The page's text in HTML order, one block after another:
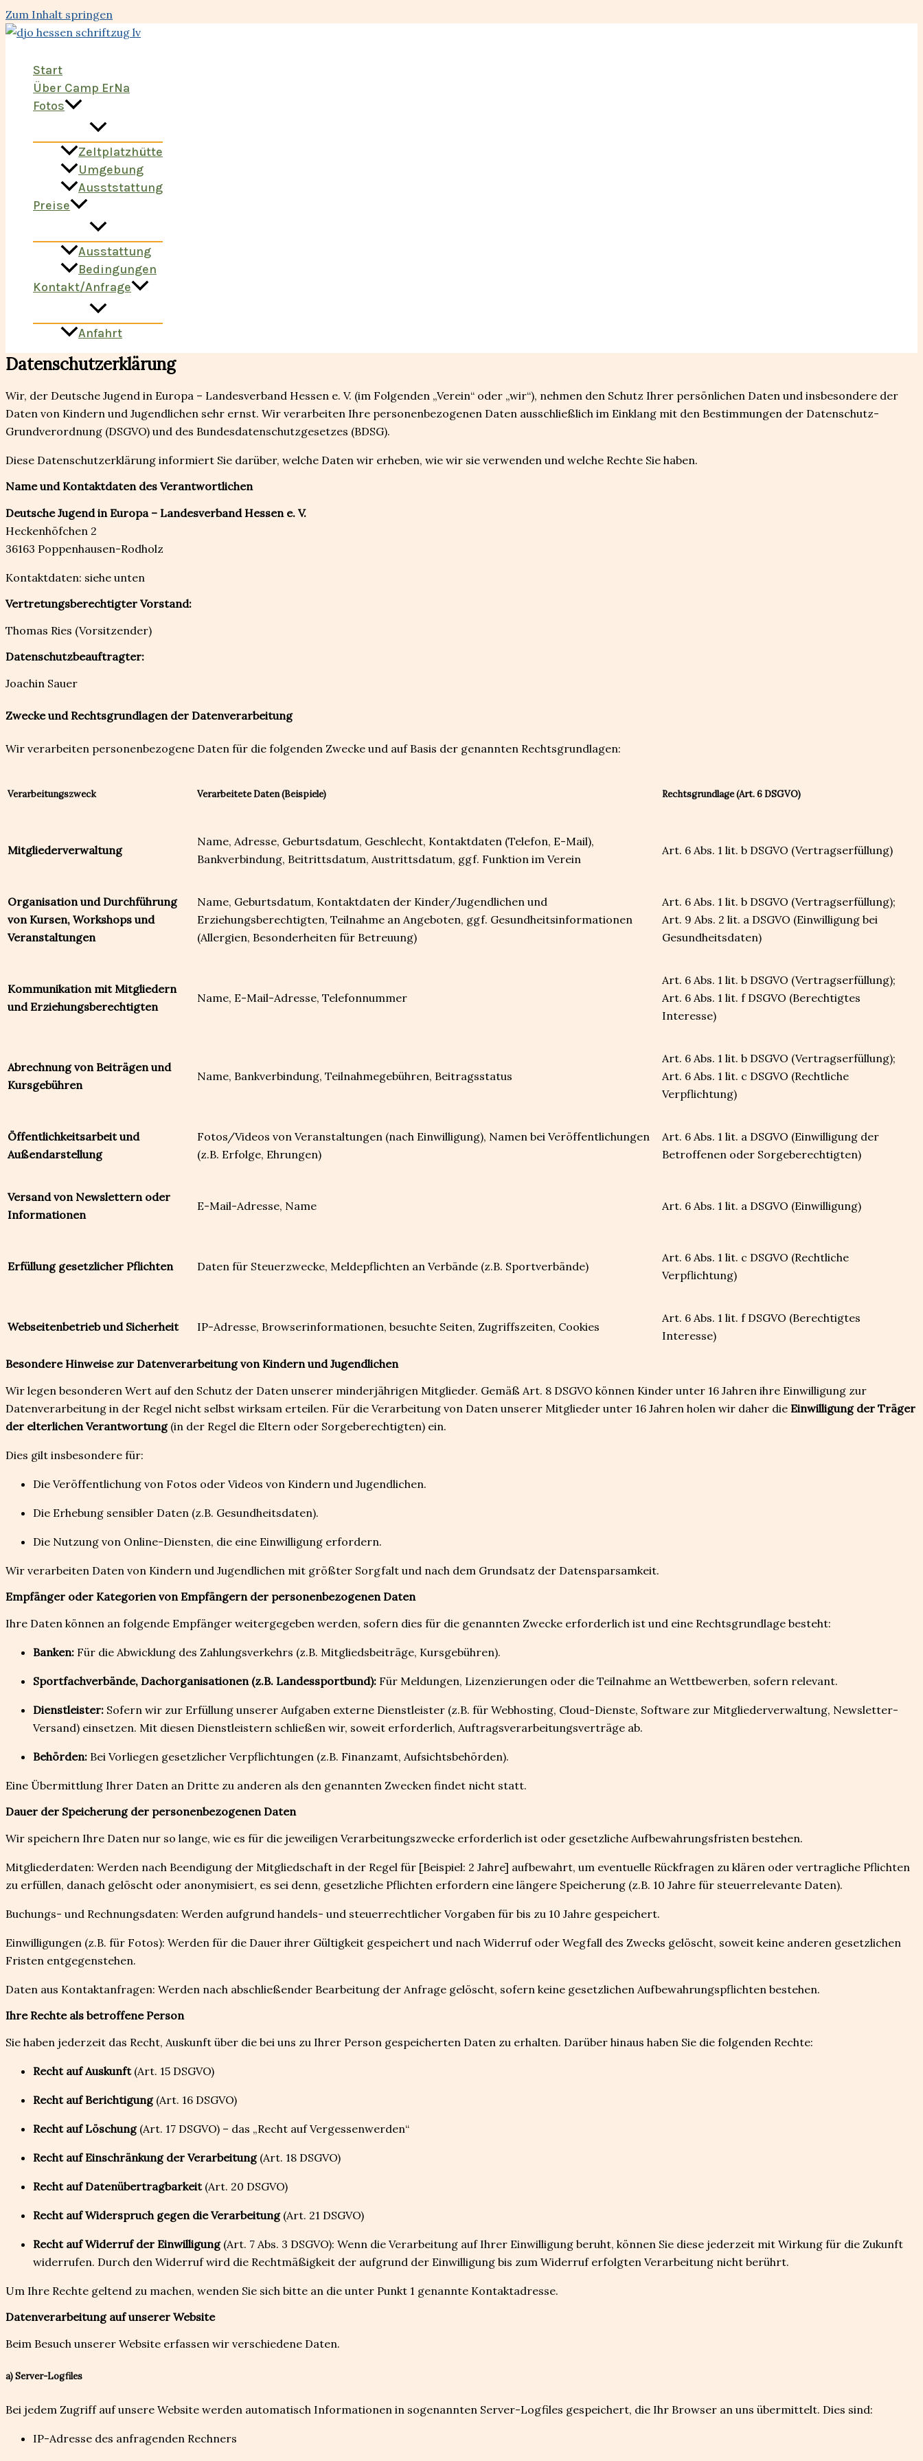
Zum Inhalt springen
Start
Über Camp ErNa
Fotos
Zeltplatzhütte
Umgebung
Ausststattung
Preise
Ausstattung
Bedingungen
Kontakt/Anfrage
Anfahrt
Datenschutzerklärung
Wir, der Deutsche Jugend in Europa – Landesverband Hessen e. V. (im Folgenden „Verein“ oder „wir“), nehmen den Schutz Ihrer persönlichen Daten und insbesondere der
Daten von Kindern und Jugendlichen sehr ernst. Wir verarbeiten Ihre personenbezogenen Daten ausschließlich im Einklang mit den Bestimmungen der Datenschutz-
Grundverordnung (DSGVO) und des Bundesdatenschutzgesetzes (BDSG).
Diese Datenschutzerklärung informiert Sie darüber, welche Daten wir erheben, wie wir sie verwenden und welche Rechte Sie haben.
Name und Kontaktdaten des Verantwortlichen
Deutsche Jugend in Europa – Landesverband Hessen e. V.
Heckenhöfchen 2
36163 Poppenhausen-Rodholz
Kontaktdaten: siehe unten
Vertretungsberechtigter Vorstand:
Thomas Ries (Vorsitzender)
Datenschutzbeauftragter:
Joachin Sauer
Zwecke und Rechtsgrundlagen der Datenverarbeitung
Wir verarbeiten personenbezogene Daten für die folgenden Zwecke und auf Basis der genannten Rechtsgrundlagen:
Verarbeitungszweck Verarbeitete Daten (Beispiele) Rechtsgrundlage (Art. 6 DSGVO)
Mitgliederverwaltung
Name, Adresse, Geburtsdatum, Geschlecht, Kontaktdaten (Telefon, E-Mail),
Bankverbindung, Beitrittsdatum, Austrittsdatum, ggf. Funktion im Verein
Art. 6 Abs. 1 lit. b DSGVO (Vertragserfüllung)
Organisation und Durchführung
von Kursen, Workshops und
Veranstaltungen
Name, Geburtsdatum, Kontaktdaten der Kinder/Jugendlichen und
Erziehungsberechtigten, Teilnahme an Angeboten, ggf. Gesundheitsinformationen
(Allergien, Besonderheiten für Betreuung)
Art. 6 Abs. 1 lit. b DSGVO (Vertragserfüllung);
Art. 9 Abs. 2 lit. a DSGVO (Einwilligung bei
Gesundheitsdaten)
Kommunikation mit Mitgliedern
und Erziehungsberechtigten
Name, E-Mail-Adresse, Telefonnummer
Art. 6 Abs. 1 lit. b DSGVO (Vertragserfüllung);
Art. 6 Abs. 1 lit. f DSGVO (Berechtigtes
Interesse)
Abrechnung von Beiträgen und
Kursgebühren
Name, Bankverbindung, Teilnahmegebühren, Beitragsstatus
Art. 6 Abs. 1 lit. b DSGVO (Vertragserfüllung);
Art. 6 Abs. 1 lit. c DSGVO (Rechtliche
Verpflichtung)
Öffentlichkeitsarbeit und
Außendarstellung
Fotos/Videos von Veranstaltungen (nach Einwilligung), Namen bei Veröffentlichungen
(z.B. Erfolge, Ehrungen)
Art. 6 Abs. 1 lit. a DSGVO (Einwilligung der
Betroffenen oder Sorgeberechtigten)
Versand von Newslettern oder
Informationen
E-Mail-Adresse, Name Art. 6 Abs. 1 lit. a DSGVO (Einwilligung)
Erfüllung gesetzlicher Pflichten Daten für Steuerzwecke, Meldepflichten an Verbände (z.B. Sportverbände)
Art. 6 Abs. 1 lit. c DSGVO (Rechtliche
Verpflichtung)
Webseitenbetrieb und Sicherheit IP-Adresse, Browserinformationen, besuchte Seiten, Zugriffszeiten, Cookies
Art. 6 Abs. 1 lit. f DSGVO (Berechtigtes
Interesse)
Besondere Hinweise zur Datenverarbeitung von Kindern und Jugendlichen
Wir legen besonderen Wert auf den Schutz der Daten unserer minderjährigen Mitglieder. Gemäß Art. 8 DSGVO können Kinder unter 16 Jahren ihre Einwilligung zur
Datenverarbeitung in der Regel nicht selbst wirksam erteilen. Für die Verarbeitung von Daten unserer Mitglieder unter 16 Jahren holen wir daher die Einwilligung der Träger
der elterlichen Verantwortung(in der Regel die Eltern oder Sorgeberechtigten) ein.
Dies gilt insbesondere für:
Die Veröffentlichung von Fotos oder Videos von Kindern und Jugendlichen.
Die Erhebung sensibler Daten (z.B. Gesundheitsdaten).
Die Nutzung von Online-Diensten, die eine Einwilligung erfordern.
Wir verarbeiten Daten von Kindern und Jugendlichen mit größter Sorgfalt und nach dem Grundsatz der Datensparsamkeit.
Empfänger oder Kategorien von Empfängern der personenbezogenen Daten
Ihre Daten können an folgende Empfänger weitergegeben werden, sofern dies für die genannten Zwecke erforderlich ist und eine Rechtsgrundlage besteht:
Banken: Für die Abwicklung des Zahlungsverkehrs (z.B. Mitgliedsbeiträge, Kursgebühren).
Sportfachverbände, Dachorganisationen (z.B. Landessportbund): Für Meldungen, Lizenzierungen oder die Teilnahme an Wettbewerben, sofern relevant.
Dienstleister: Sofern wir zur Erfüllung unserer Aufgaben externe Dienstleister (z.B. für Webhosting, Cloud-Dienste, Software zur Mitgliederverwaltung, Newsletter-
Versand) einsetzen. Mit diesen Dienstleistern schließen wir, soweit erforderlich, Auftragsverarbeitungsverträge ab.
Behörden: Bei Vorliegen gesetzlicher Verpflichtungen (z.B. Finanzamt, Aufsichtsbehörden).
Eine Übermittlung Ihrer Daten an Dritte zu anderen als den genannten Zwecken findet nicht statt.
Dauer der Speicherung der personenbezogenen Daten
Wir speichern Ihre Daten nur so lange, wie es für die jeweiligen Verarbeitungszwecke erforderlich ist oder gesetzliche Aufbewahrungsfristen bestehen.
Mitgliederdaten: Werden nach Beendigung der Mitgliedschaft in der Regel für [Beispiel: 2 Jahre] aufbewahrt, um eventuelle Rückfragen zu klären oder vertragliche Pflichten
zu erfüllen, danach gelöscht oder anonymisiert, es sei denn, gesetzliche Pflichten erfordern eine längere Speicherung (z.B. 10 Jahre für steuerrelevante Daten).
Buchungs- und Rechnungsdaten: Werden aufgrund handels- und steuerrechtlicher Vorgaben für bis zu 10 Jahre gespeichert.
Einwilligungen (z.B. für Fotos): Werden für die Dauer ihrer Gültigkeit gespeichert und nach Widerruf oder Wegfall des Zwecks gelöscht, soweit keine anderen gesetzlichen
Fristen entgegenstehen.
Daten aus Kontaktanfragen: Werden nach abschließender Bearbeitung der Anfrage gelöscht, sofern keine gesetzlichen Aufbewahrungspflichten bestehen.
Ihre Rechte als betroffene Person
Sie haben jederzeit das Recht, Auskunft über die bei uns zu Ihrer Person gespeicherten Daten zu erhalten. Darüber hinaus haben Sie die folgenden Rechte:
Recht auf Auskunft(Art. 15 DSGVO)
Recht auf Berichtigung(Art. 16 DSGVO)
Recht auf Löschung(Art. 17 DSGVO) – das „Recht auf Vergessenwerden“
Recht auf Einschränkung der Verarbeitung(Art. 18 DSGVO)
Recht auf Datenübertragbarkeit(Art. 20 DSGVO)
Recht auf Widerspruch gegen die Verarbeitung(Art. 21 DSGVO)
Recht auf Widerruf der Einwilligung(Art. 7 Abs. 3 DSGVO): Wenn die Verarbeitung auf Ihrer Einwilligung beruht, können Sie diese jederzeit mit Wirkung für die Zukunft
widerrufen. Durch den Widerruf wird die Rechtmäßigkeit der aufgrund der Einwilligung bis zum Widerruf erfolgten Verarbeitung nicht berührt.
Um Ihre Rechte geltend zu machen, wenden Sie sich bitte an die unter Punkt 1 genannte Kontaktadresse.
Datenverarbeitung auf unserer Website
Beim Besuch unserer Website erfassen wir verschiedene Daten.
a) Server-Logfiles
Bei jedem Zugriff auf unsere Website werden automatisch Informationen in sogenannten Server-Logfiles gespeichert, die Ihr Browser an uns übermittelt. Dies sind:
IP-Adresse des anfragenden Rechners